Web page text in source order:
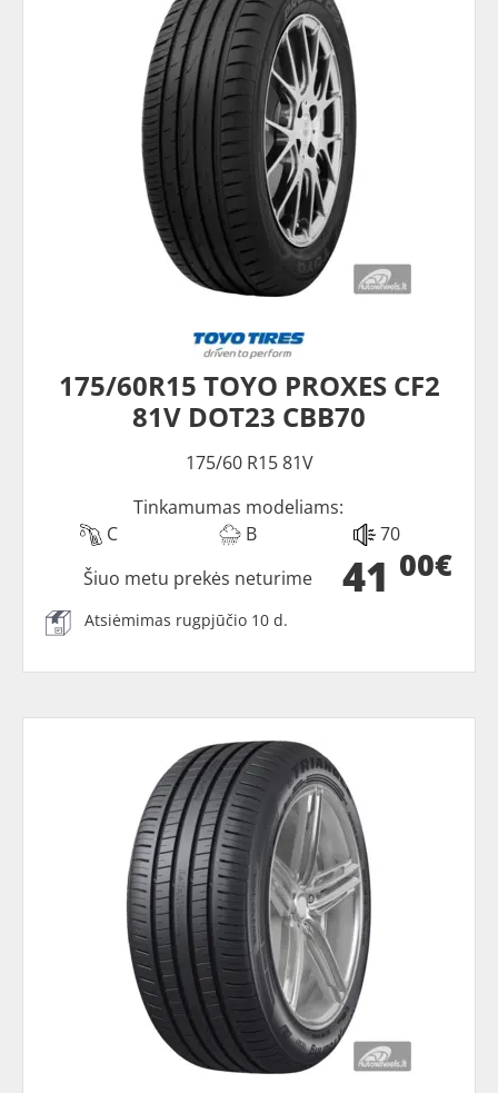
175/60R15 TOYO PROXES CF2
81V DOT23 CBB70
175/60 R15 81V
Tinkamumas modeliams:
C
B 70
41 00€
Šiuo metu prekės neturime
Atsiėmimas rugpjūčio 10 d.